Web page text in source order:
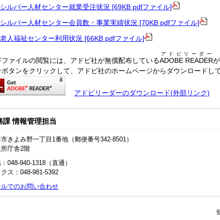
シルバー人材センター就業受注状況 [69KB pdfファイル]
シルバー人材センター会員数・事業実績状況 [70KB pdfファイル]
老人福祉センター利用状況 [66KB pdfファイル]
ファイルの閲覧には、アドビ社が無償配布しているADOBE READER
アドビリーダー
ボタンをクリックして、アドビ社のホームページからダウンロードし
アドビリーダーのダウンロード(外部リンク)
課 情報管理担当
きよみ野一丁目1番地（郵便番号342-8501）
庁舎2階
048‐940‐1318（直通）
ス：048-981-5392
でのお問い合わせ